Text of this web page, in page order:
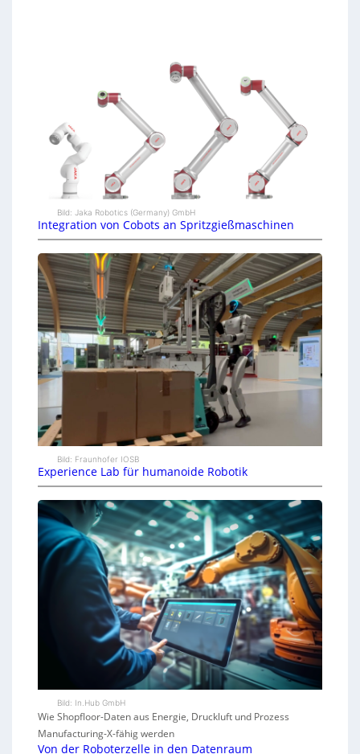
Bild: Jaka Robotics (Germany) GmbH
Integration von Cobots an Spritzgießmaschinen
Bild: Fraunhofer IOSB
Experience Lab für humanoide Robotik
Bild: In.Hub GmbH
Wie Shopfloor-Daten aus Energie, Druckluft und Prozess
Manufacturing-X-fähig werden
Von der Roboterzelle in den Datenraum